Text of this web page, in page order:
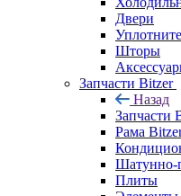
Двери
Шторы
Запчасти Bitzer
Назад
Запчасти
Рама
Шатунно-
Плиты